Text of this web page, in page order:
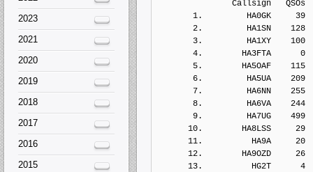
Callsign   QSOs  Points
1.         HA0GK     39
2.         HA1SN    128
3.         HA1XY    100
4.        HA3FTA      0
5.        HA5OAF    115
6.         HA5UA    209
7.         HA6NN    255
8.         HA6VA    244
9.         HA7UG    499
10.        HA8LSS     29
11.          HA9A     20
12.        HA9OZD     26
13.          HG2T      4
2023
2021
2020
2019
2018
2017
2016
2015